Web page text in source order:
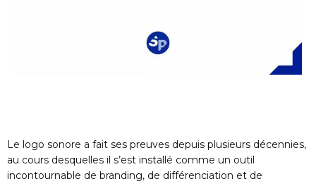
Le logo sonore a fait ses preuves depuis plusieurs décennies,
au cours desquelles il s’est installé comme un outil
incontournable de branding, de différenciation et de